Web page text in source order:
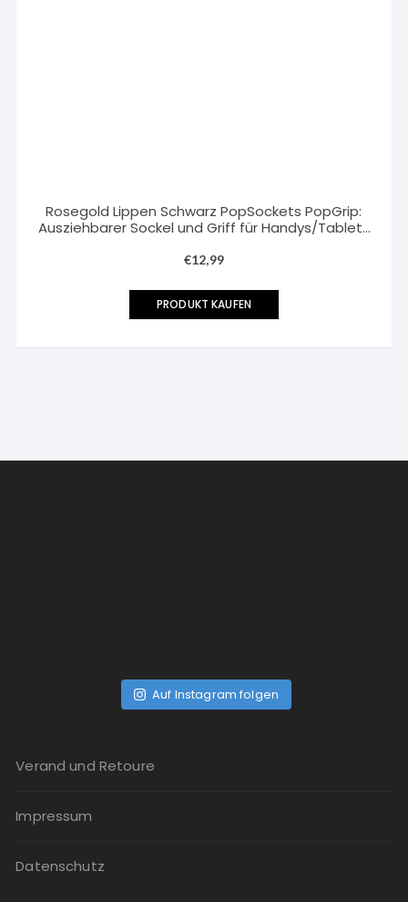
Rosegold Lippen Schwarz PopSockets PopGrip:
Ausziehbarer Sockel und Griff für Handys/Tablets
€12,99
PRODUKT KAUFEN
Auf Instagram folgen
Verand und Retoure
Impressum
Datenschutz